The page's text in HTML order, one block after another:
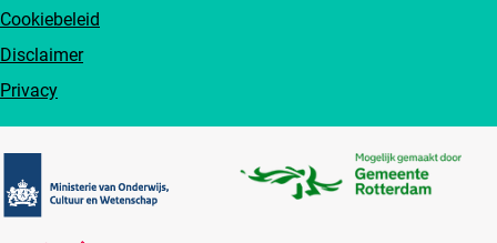
Cookiebeleid
Disclaimer
Privacy